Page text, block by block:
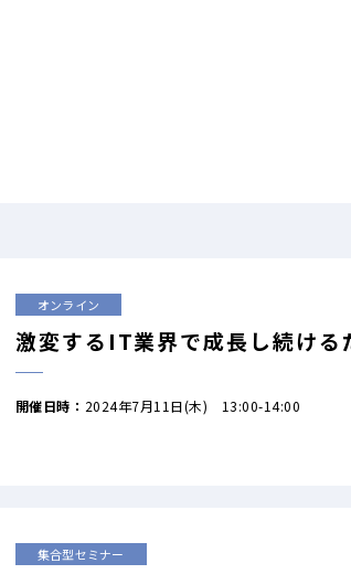
オンライン
激変するIT業界で成長し続ける
開催日時： 2024年7月11日(木) 13:00-14:00
集合型セミナー